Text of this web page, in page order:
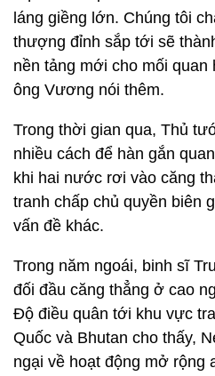
láng giềng lớn. Chúng tôi
thượng đỉnh sắp tới sẽ
nền tảng mới cho mối quan
ông Vương nói thêm.
Trong thời gian qua, Thủ
nhiều cách để hàn gắn
khi hai nước rơi vào căng
tranh chấp chủ quyền biên
vấn đề khác.
Trong năm ngoái, binh sĩ
đối đầu căng thẳng ở cao
Độ điều quân tới khu vực
Quốc và Bhutan cho thấy,
ngại về hoạt động mở rộng